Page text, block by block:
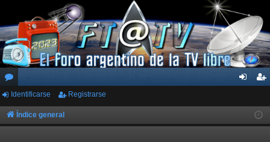
or
os ist
Identificarse Registrarse
Índice general